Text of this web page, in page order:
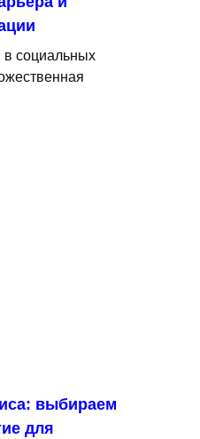
в социальных
выбираем
для